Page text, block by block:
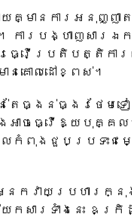
មានការអនុញ្ញា
ការបង្ហាញសារ
ធ្វើប្រតិបត្តិកា
នគោលដៅខ្ពស់។
តែធ្ងន់ធ្ងរថែមទៀ
ងអាចធ្វើឱ្យបុគ្
ែលកំពុងជួបប្រទះជ
នកវាយប្រហារក្នុ
កសារទាំងនេះ ឧក្រិ